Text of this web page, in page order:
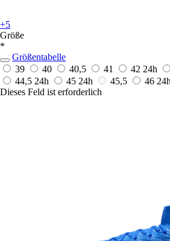
+5
Größe
*
Größentabelle
39
40 40,5 41 42 24h
44,5 24h 45 24h 45,5 46 24h
Dieses Feld ist erforderlich